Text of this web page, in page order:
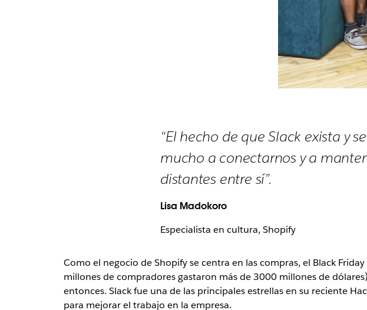
“El hecho de que Slack exista y
mucho a conectarnos y a
distantes entre sí”.
Lisa Madokoro
Especialista en cultura, Shopify
Como el negocio de Shopify se centra en las compras, el Black
millones de compradores gastaron más de 3000 millones de
entonces. Slack fue una de las principales estrellas en su reciente
para mejorar el trabajo en la empresa.